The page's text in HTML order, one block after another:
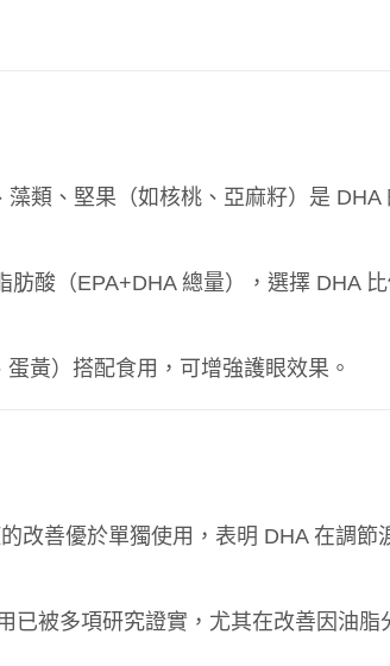
藻類、堅果（如核桃、亞麻籽）是 DHA
肪酸（EPA+DHA 總量），選擇 DHA
黃）搭配食用，可增強護眼效果。
改善優於單獨使用，表明 DHA 在調節
已被多項研究證實，尤其在改善因油脂